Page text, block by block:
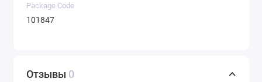
Package Code
101847
Отзывы 0